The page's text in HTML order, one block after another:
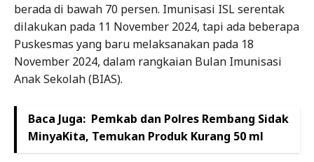
berada di bawah 70 persen. Imunisasi ISL serentak
dilakukan pada 11 November 2024, tapi ada beberapa
Puskesmas yang baru melaksanakan pada 18
November 2024, dalam rangkaian Bulan Imunisasi
Anak Sekolah (BIAS).
Baca Juga: Pemkab dan Polres Rembang Sidak
MinyaKita, Temukan Produk Kurang 50 ml